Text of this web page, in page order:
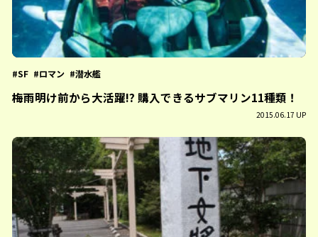
SF ロマン 潜水艦
梅雨明け前から大活躍!? 購入できるサブマリン11種類！
2015.06.17 UP